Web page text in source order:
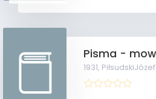
1931, PiłsudskiJózef